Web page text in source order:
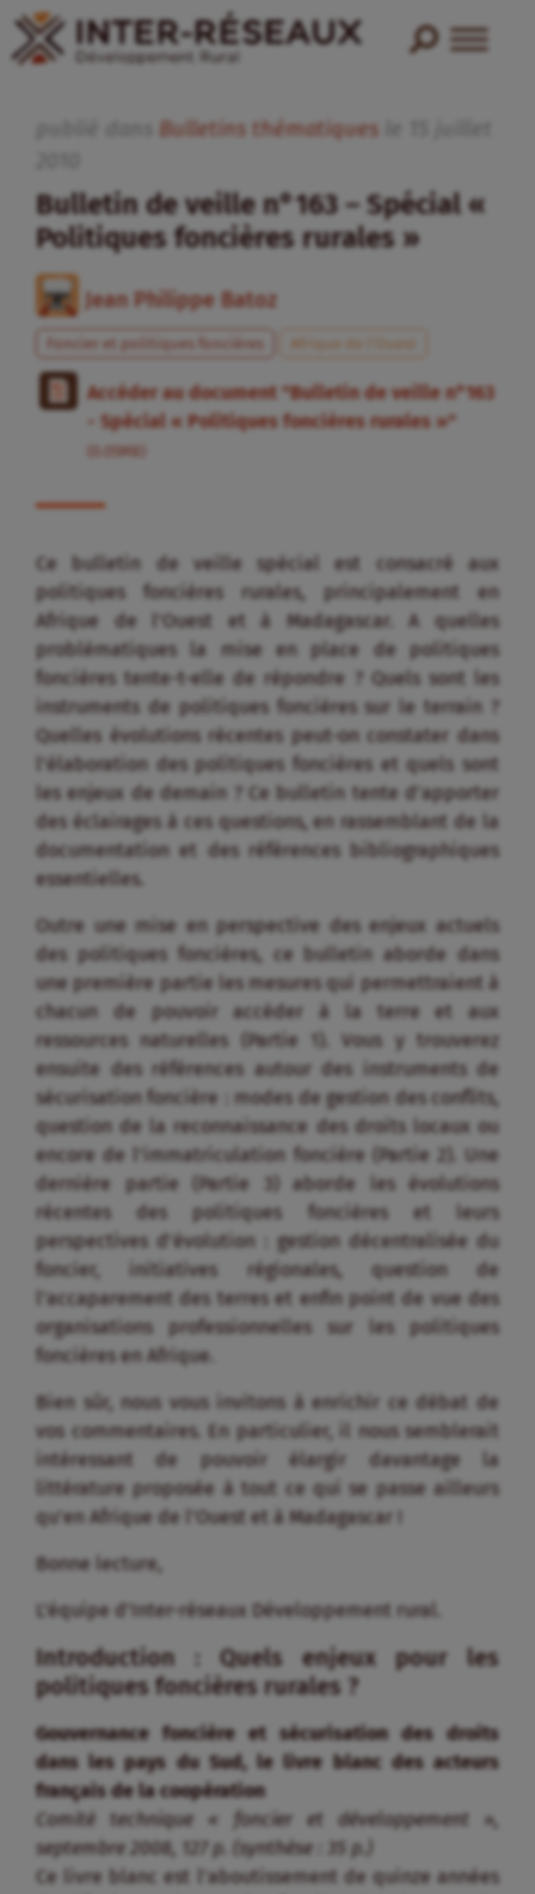
Bulletins thématiques
Bulletin de veille n°163 – Spécial «
Politiques foncières rurales »
Jean Philippe Batoz
Foncier et politiques foncières Afrique de l’Ouest
Accéder au document "Bulletin de veille n°163
- Spécial « Politiques foncières rurales »"
(0.05MB)
Ce bulletin de veille spécial est consacré aux
politiques foncières rurales, principalement en
Afrique de l’Ouest et à Madagascar. A quelles
problématiques la mise en place de politiques
foncières tente-t-elle de répondre ? Quels sont les
instruments de politiques foncières sur le terrain ?
Quelles évolutions récentes peut-on constater dans
l’élaboration des politiques foncières et quels sont
les enjeux de demain ? Ce bulletin tente d’apporter
des éclairages à ces questions, en rassemblant de la
documentation et des références bibliographiques
essentielles.
Outre une mise en perspective des enjeux actuels
des politiques foncières, ce bulletin aborde dans
une première partie les mesures qui permettraient à
chacun de pouvoir accéder à la terre et aux
ressources naturelles (Partie 1). Vous y trouverez
ensuite des références autour des instruments de
sécurisation foncière : modes de gestion des conflits,
question de la reconnaissance des droits locaux ou
encore de l’immatriculation foncière (Partie 2). Une
dernière partie (Partie 3) aborde les évolutions
récentes des politiques foncières et leurs
perspectives d’évolution : gestion décentralisée du
foncier, initiatives régionales, question de
l’accaparement des terres et enfin point de vue des
organisations professionnelles sur les politiques
foncières en Afrique.
Bien sûr, nous vous invitons à enrichir ce débat de
vos commentaires. En particulier, il nous semblerait
intéressant de pouvoir élargir davantage la
littérature proposée à tout ce qui se passe ailleurs
qu’en Afrique de l’Ouest et à Madagascar !
Bonne lecture,
L’équipe d’Inter-réseaux Développement rural.
Introduction : Quels enjeux pour les
politiques foncières rurales ?
Gouvernance foncière et sécurisation des droits
dans les pays du Sud, le livre blanc des acteurs
français de la coopération
Comité technique « foncier et développement »,
septembre 2008, 127 p. (synthèse : 35 p.)
Ce livre blanc est l’aboutissement de quinze années